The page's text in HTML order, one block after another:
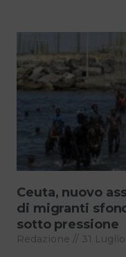
Ceuta, nuovo
di migranti
sotto pressione
Redazione 31